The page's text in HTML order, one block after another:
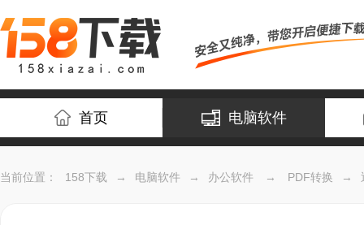
首页 电脑软件
当前位置： 158下载 → 电脑软件 → 办公软件 → PDF转换 →